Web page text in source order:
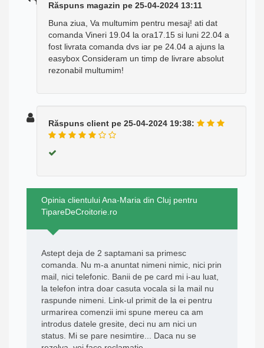
Răspuns magazin pe 25-04-2024 13:11
Buna ziua, Va multumim pentru mesaj! ati dat
comanda Vineri 19.04 la ora17.15 si luni 22.04 a
fost livrata comanda dvs iar pe 24.04 a ajuns la
easybox Consideram un timp de livrare absolut
rezonabil multumim!
Răspuns client pe 25-04-2024 19:38:
Opinia clientului Ana-Maria din Cluj pentru
TipareDeCroitorie.ro
Astept deja de 2 saptamani sa primesc
comanda. Nu m-a anuntat nimeni nimic, nici prin
mail, nici telefonic. Banii de pe card mi i-au luat,
la telefon intra doar casuta vocala si la mail nu
raspunde nimeni. Link-ul primit de la ei pentru
urmarirea comenzii imi spune mereu ca am
introdus datele gresite, deci nu am nici un
status. Mi se pare nesimtire... Daca nu se